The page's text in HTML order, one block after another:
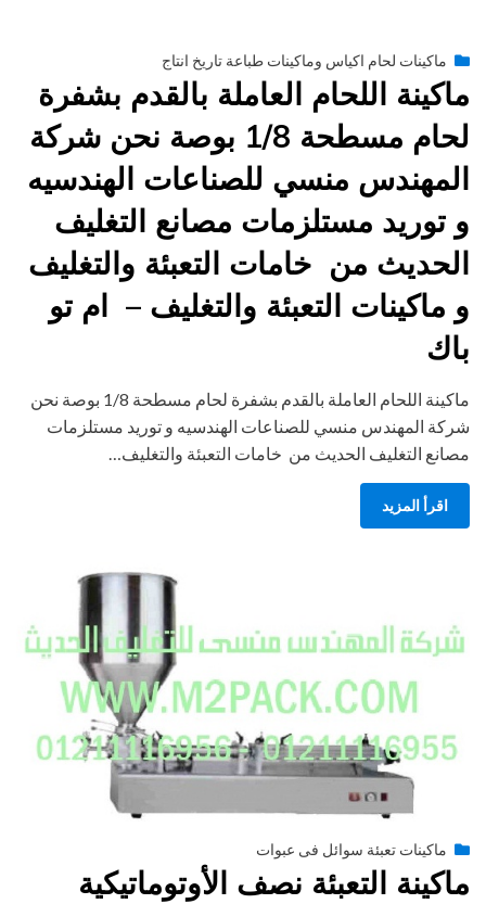
byengmansyPosted
يونيو 29, 2015
ماكينات لحام اكياس وماكينات طباعة تاريخ انتاج
ماكينة اللحام العاملة بالقدم بشفرة
لحام مسطحة 1/8 بوصة نحن شركة
المهندس منسي للصناعات الهندسيه
و توريد مستلزمات مصانع التغليف
الحديث من خامات التعبئة والتغليف
و ماكينات التعبئة والتغليف – ام تو
باك
ماكينة اللحام العاملة بالقدم بشفرة لحام مسطحة 1/8 بوصة نحن
شركة المهندس منسي للصناعات الهندسيه و توريد مستلزمات
مصانع التغليف الحديث من خامات التعبئة والتغليف…
اقرأ المزيد
byengmansyPosted
يونيو 29, 2015
ماكينات تعبئة سوائل فى عبوات
ماكينة التعبئة نصف الأوتوماتيكية